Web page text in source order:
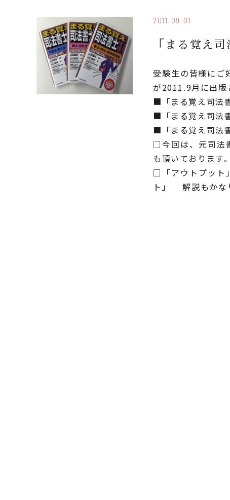
2011-09-01
「まる覚え
受験生の皆様にご
が2011.9月に出版
■「まる覚え司法
■「まる覚え司法
■「まる覚え司法
□今回は、元司法
も頂いております。
□「アウトプット
ト」 解説もかな